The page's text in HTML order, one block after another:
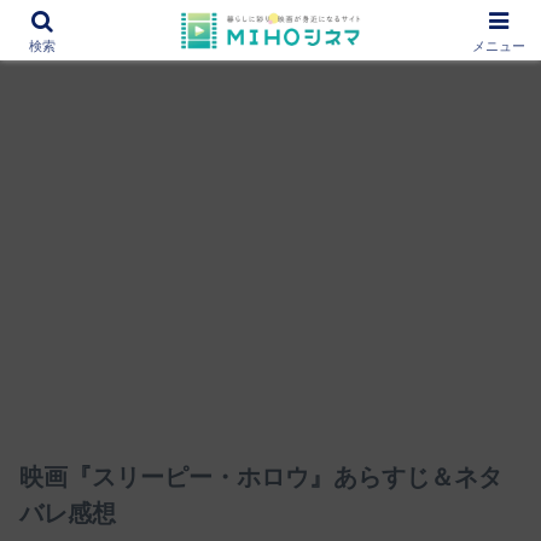
12000作品を紹介！あなたの映画図書館『MIHOシネマ』
映画『スリーピー・ホロウ』あらすじ＆ネタ
バレ感想
検索 メニュー